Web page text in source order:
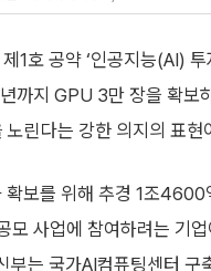
1호 공약 ‘인공지능(AI)
까지 GPU 3만 장을 확보
노린다는 강한 의지의 표
확보를 위해 추경 1조4600
모 사업에 참여하려는 기
부는 국가AI컴퓨팅센터